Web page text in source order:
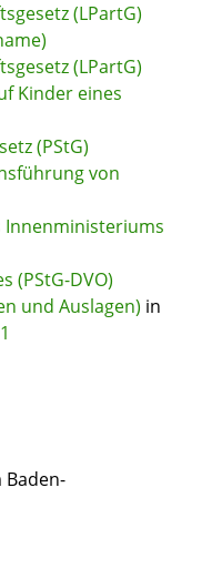
(LPartG)
(LPartG)
Kinder eines
(PStG)
von
Innenministeriums
(PStG-DVO)
und Auslagen) in